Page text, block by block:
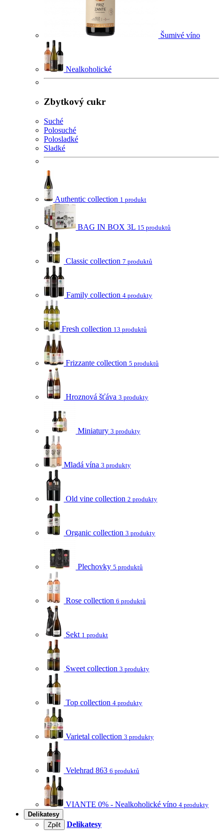
Šumivé víno
Nealkoholické
Zbytkový cukr
Suché
Polosuché
Polosladké
Sladké
Authentic collection 1 produkt
BAG IN BOX 3L 15 produktů
Classic collection 7 produktů
Family collection 4 produkty
Fresh collection 13 produktů
Frizzante collection 5 produktů
Hroznová šťáva 3 produkty
Miniatury 3 produkty
Mladá vína 3 produkty
Old vine collection 2 produkty
Organic collection 3 produkty
Plechovky 5 produktů
Rose collection 6 produktů
Sekt 1 produkt
Sweet collection 3 produkty
Top collection 4 produkty
Varietal collection 3 produkty
Velehrad 863 6 produktů
VIANTE 0% - Nealkoholické víno 4 produkty
Delikatesy
Zpět
Delikatesy